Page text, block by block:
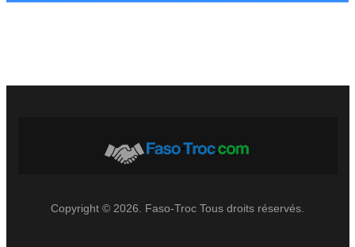
Copyright © 2026. Faso-Troc Tous droits réservés.